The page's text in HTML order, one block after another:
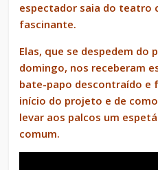
espectador saia do teatro
fascinante.
Elas, que se despedem do
domingo, nos receberam
bate-papo descontraído e
início do projeto e de
levar aos palcos um
comum.